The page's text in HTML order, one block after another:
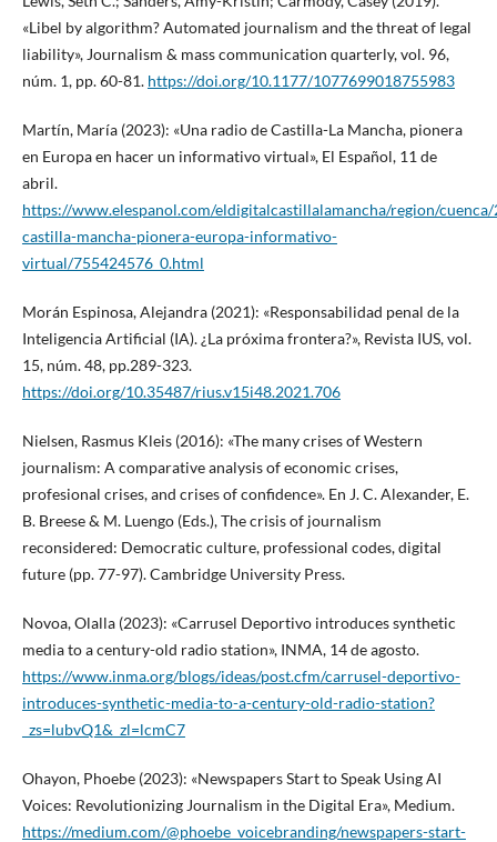
«Libel by algorithm? Automated journalism and the threat of legal
liability», Journalism & mass communication quarterly, vol. 96,
núm. 1, pp. 60-81. https://doi.org/10.1177/1077699018755983
Martín, María (2023): «Una radio de Castilla-La Mancha, pionera
en Europa en hacer un informativo virtual», El Español, 11 de
abril.
https://www.elespanol.com/eldigitalcastillalamancha/region/
castilla-mancha-pionera-europa-informativo-
virtual/755424576_0.html
Morán Espinosa, Alejandra (2021): «Responsabilidad penal de la
Inteligencia Artificial (IA). ¿La próxima frontera?», Revista IUS, vol.
15, núm. 48, pp.289-323.
https://doi.org/10.35487/rius.v15i48.2021.706
Nielsen, Rasmus Kleis (2016): «The many crises of Western
journalism: A comparative analysis of economic crises,
profesional crises, and crises of confidence». En J. C. Alexander, E.
B. Breese & M. Luengo (Eds.), The crisis of journalism
reconsidered: Democratic culture, professional codes, digital
future (pp. 77-97). Cambridge University Press.
Novoa, Olalla (2023): «Carrusel Deportivo introduces synthetic
media to a century-old radio station», INMA, 14 de agosto.
https://www.inma.org/blogs/ideas/post.cfm/carrusel-deportivo-
introduces-synthetic-media-to-a-century-old-radio-station?
_zs=lubvQ1&_zl=lcmC7
Ohayon, Phoebe (2023): «Newspapers Start to Speak Using AI
Voices: Revolutionizing Journalism in the Digital Era», Medium.
https://medium.com/@phoebe_voicebranding/newspapers-start-